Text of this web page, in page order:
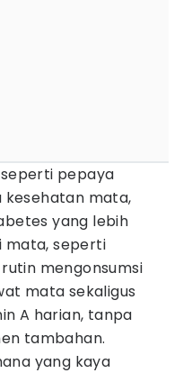
pepaya
mata,
yang lebih
mata, seperti
mengonsumsi
mata sekaligus
A harian, tanpa
tambahan.
yang kaya